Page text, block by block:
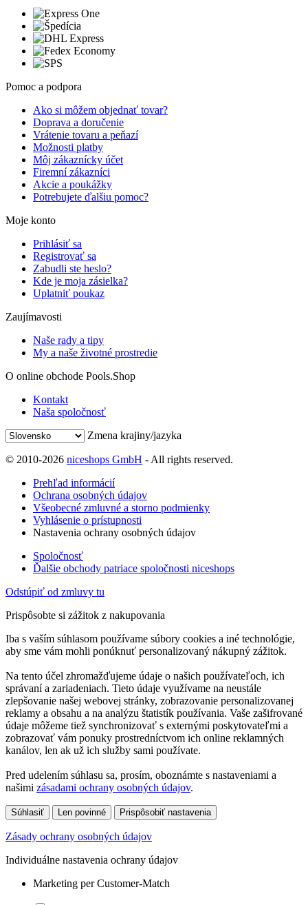
Pomoc a podpora
Ako si môžem objednať tovar?
Doprava a doručenie
Vrátenie tovaru a peňazí
Možnosti platby
Môj zákaznícky účet
Firemní zákazníci
Akcie a poukážky
Potrebujete ďalšiu pomoc?
Moje konto
Prihlásiť sa
Registrovať sa
Zabudli ste heslo?
Kde je moja zásielka?
Uplatniť poukaz
Zaujímavosti
Naše rady a tipy
My a naše životné prostredie
O online obchode Pools.Shop
Kontakt
Naša spoločnosť
Zmena krajiny/jazyka
© 2010-2026 niceshops GmbH - All rights reserved.
Prehľad informácií
Ochrana osobných údajov
Všeobecné zmluvné a storno podmienky
Vyhlásenie o prístupnosti
Nastavenia ochrany osobných údajov
Spoločnosť
Ďalšie obchody patriace spoločnosti niceshops
Odstúpiť od zmluvy tu
Prispôsobte si zážitok z nakupovania
Iba s vaším súhlasom používame súbory cookies a iné technológie,
aby sme vám mohli ponúknuť personalizovaný nákupný zážitok.
Na tento účel zhromažďujeme údaje o našich používateľoch, ich
správaní a zariadeniach. Tieto údaje využívame na neustále
zlepšovanie našej webovej stránky, zobrazovanie personalizovanej
reklamy a obsahu a na analýzu štatistík používania. Vaše zašifrované
údaje môžeme tiež synchronizovať s externými poskytovateľmi a
zobrazovať vám ponuky prostredníctvom ich online reklamných
kanálov, len ak už ich služby sami používate.
Pred udelením súhlasu sa, prosím, oboznámte s nastaveniami a
našimi zásadami ochrany osobných údajov.
Súhlasiť Len povinné Prispôsobiť nastavenia
Zásady ochrany osobných údajov
Individuálne nastavenia ochrany údajov
Marketing per Customer-Match